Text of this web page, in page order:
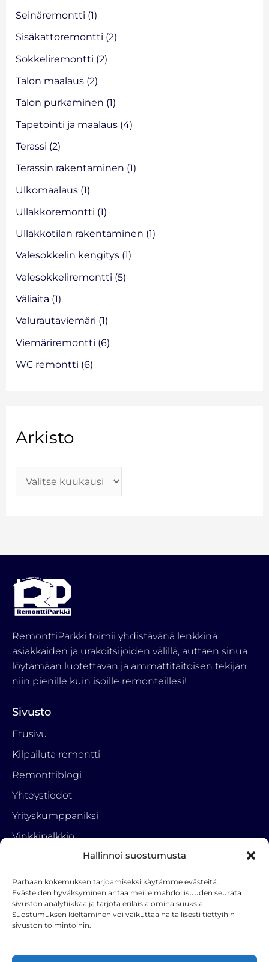
Hallinnoi suostumusta
Parhaan kokemuksen tarjoamiseksi käytämme evästeitä.
Evästeiden hyväksyminen antaa meille mahdollisuuden seurata
sivuston analytiikkaa ja tarjota erilaisia ominaisuuksia.
Suostumuksen kieltäminen voi vaikuttaa haitallisesti tiettyihin
sivuston toimintoihin.
Seinäremontti (1)
Sisäkattoremontti (2)
Sokkeliremontti (2)
Talon maalaus (2)
Talon purkaminen (1)
Tapetointi ja maalaus (4)
Terassi (2)
Terassin rakentaminen (1)
Ulkomaalaus (1)
Ullakkoremontti (1)
Ullakkotilan rakentaminen (1)
Valesokkelin kengitys (1)
Valesokkeliremontti (5)
Väliaita (1)
Valurautaviemäri (1)
Viemäriremontti (6)
WC remontti (6)
Arkisto
RemonttiParkki toimii yhdistävänä lenkkinä
asiakkaiden ja urakoitsijoiden välillä, auttaen sinua
löytämään luotettavan ja ammattitaitoisen tekijän
niin pienille kuin isoille remonteillesi!
Sivusto
Etusivu
Kilpailuta remontti
Remonttiblogi
Yhteystiedot
Yrityskumppaniksi
Vinkkipalkkio
Tietosuojaseloste
Ota yhteyttä
RemonttiParkki
050 3222 001